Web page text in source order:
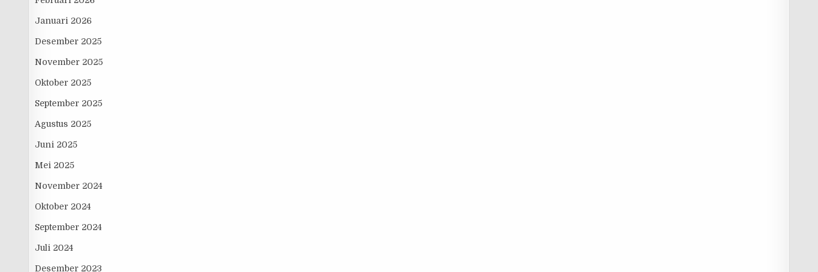
Januari 2026
Desember 2025
November 2025
Oktober 2025
September 2025
Agustus 2025
Juni 2025
Mei 2025
November 2024
Oktober 2024
September 2024
Juli 2024
Desember 2023